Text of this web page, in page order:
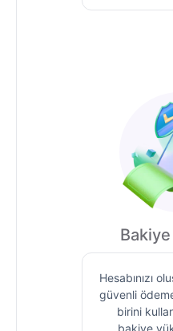
Hesabınızı
güvenli
birini